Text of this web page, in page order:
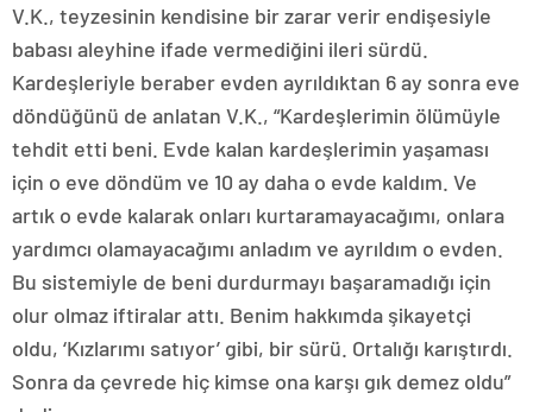
V.K., teyzesinin kendisine bir zarar verir endişesiyle
babası aleyhine ifade vermediğini ileri sürdü.
Kardeşleriyle beraber evden ayrıldıktan 6 ay sonra eve
döndüğünü de anlatan V.K., “Kardeşlerimin ölümüyle
tehdit etti beni. Evde kalan kardeşlerimin yaşaması
için o eve döndüm ve 10 ay daha o evde kaldım. Ve
artık o evde kalarak onları kurtaramayacağımı, onlara
yardımcı olamayacağımı anladım ve ayrıldım o evden.
Bu sistemiyle de beni durdurmayı başaramadığı için
olur olmaz iftiralar attı. Benim hakkımda şikayetçi
oldu, ‘Kızlarımı satıyor’ gibi, bir sürü. Ortalığı karıştırdı.
Sonra da çevrede hiç kimse ona karşı gık demez oldu”